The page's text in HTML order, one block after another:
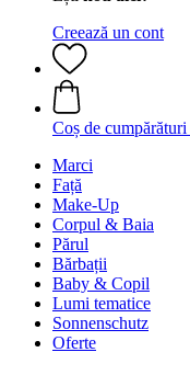
Creează un cont
Coș de cumpărături
Marci
Față
Make-Up
Corpul & Baia
Părul
Bărbații
Baby & Copil
Lumi tematice
Sonnenschutz
Oferte